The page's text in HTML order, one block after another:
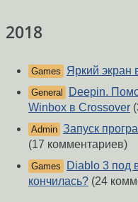
2018
Games Яркий экран
General
Deepin.
Winbox в Crossover
Admin Запуск
(17 комментариев)
Games
Diablo 3 под
кончилась? (24